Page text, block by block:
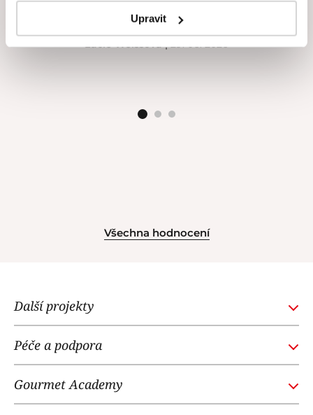
Upravit
Lucie Weissová| 29. 06. 2026
Všechna hodnocení
Další projekty
NOI RESTAURANT
WE LOVE DOGS
Péče a podpora
Gourmet Academy